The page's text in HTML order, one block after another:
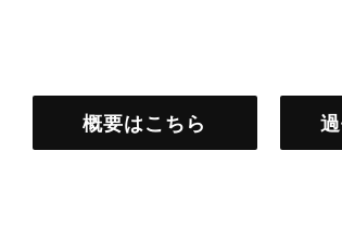
概要はこちら